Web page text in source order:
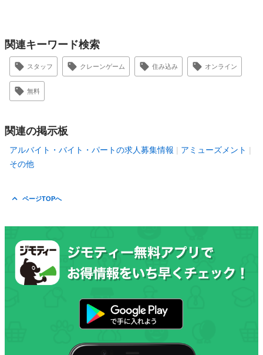
関連キーワード検索
スタッフ クレーンゲーム 住み込み オンライン
無料
関連の掲示板
アルバイト・バイト・パートの求人募集情報
アミューズメント
その他
ページTOPへ